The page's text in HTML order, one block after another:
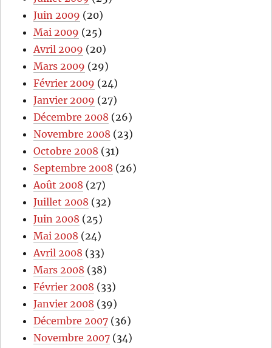
Juin 2009 (20)
Mai 2009 (25)
Avril 2009 (20)
Mars 2009 (29)
Février 2009 (24)
Janvier 2009 (27)
Décembre 2008 (26)
Novembre 2008 (23)
Octobre 2008 (31)
Septembre 2008 (26)
Août 2008 (27)
Juillet 2008 (32)
Juin 2008 (25)
Mai 2008 (24)
Avril 2008 (33)
Mars 2008 (38)
Février 2008 (33)
Janvier 2008 (39)
Décembre 2007 (36)
Novembre 2007 (34)